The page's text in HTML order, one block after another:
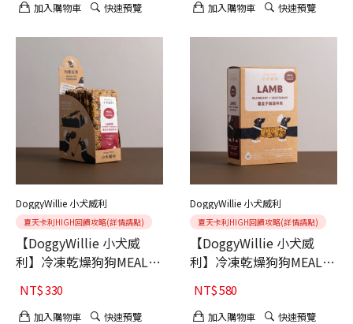
加入購物車 快速預覽 加入購物車 快速預覽
DoggyWillie 小犬威利
夏天卡利HIGH回饋攻略(詳情請點)
【DoggyWillie 小犬威
利】冷凍乾燥狗狗MEAL主
食 覆盆子燉蔬羊肉 15g 6
入
NT$330
加入購物車 快速預覽
DoggyWillie 小犬威利
夏天卡利HIGH回饋攻略(詳情請點)
【DoggyWillie 小犬威
利】冷凍乾燥狗狗MEAL主
食 覆盆子燉蔬羊肉 200g
NT$580
加入購物車 快速預覽